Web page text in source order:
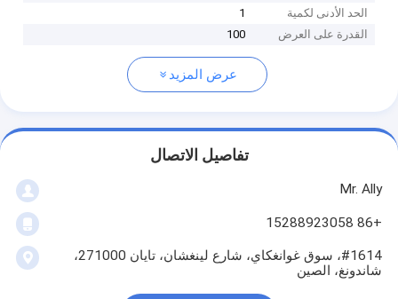
الحد الأدنى لكمية
1
القدرة على العرض
100
عرض المزيد
تفاصيل الاتصال
Mr. Ally
+86 15288923058
#1614، سوق غوانغكاي، شارع لينغشان، تايان 271000،
شاندونغ، الصين